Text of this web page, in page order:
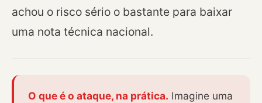
achou o risco sério o bastante para baixar
uma nota técnica nacional.
O que é o ataque, na prática. Imagine uma